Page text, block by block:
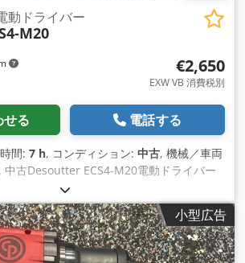
動ドライバー
M20
€2,650
EXW VB 消費税別
せる 電話する
間: 7 h, コンディション: 中古, 機械／車両
, 中古Desoutter ECS4-M20電動ドライバー
スクリューポイント照明付き 接続ケーブ
リなし Desoutter CVIC II-L2またはCVIC II-
ー制御 出力: 六角 1/4F" トルク： 最小: 1.0
Dvsx Agxorf アイドリング回転
: 0.6 kg
小型広告